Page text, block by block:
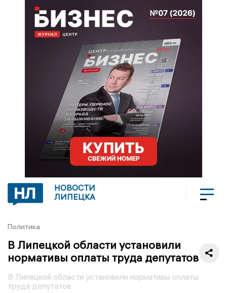
НОВОСТИ
ЛИПЕЦКА
Политика
В Липецкой области установили
нормативы оплаты труда депутатов
В Липецкой области установили нормативы оплаты
труда депутатов